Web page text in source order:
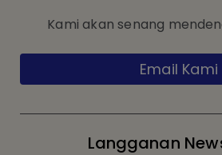
Kami akan senang
Email Kami
Langganan